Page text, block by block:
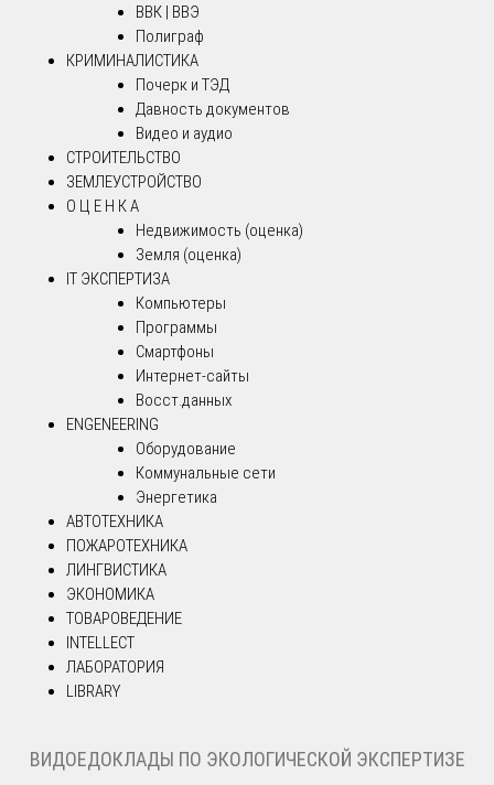
ВВК | ВВЭ
Полиграф
КРИМИНАЛИСТИКА
Почерк и ТЭД
Давность документов
Видео и аудио
СТРОИТЕЛЬСТВО
ЗЕМЛЕУСТРОЙСТВО
О Ц Е Н К А
Недвижимость (оценка)
Земля (оценка)
IT ЭКСПЕРТИЗА
Компьютеры
Программы
Смартфоны
Интернет-сайты
Восст.данных
ENGENEERING
Оборудование
Коммунальные сети
Энергетика
АВТОТЕХНИКА
ПОЖАРОТЕХНИКА
ЛИНГВИСТИКА
ЭКОНОМИКА
ТОВАРОВЕДЕНИЕ
INTELLECT
ЛАБОРАТОРИЯ
LIBRARY
ВИДОЕДОКЛАДЫ ПО ЭКОЛОГИЧЕСКОЙ ЭКСПЕРТИЗЕ